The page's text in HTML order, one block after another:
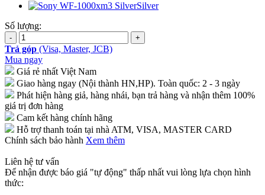
Silver
Số lượng:
Trả góp (Visa, Master, JCB)
Mua ngay
Giá rẻ nhất Việt Nam
Giao hàng ngay (Nội thành HN,HP). Toàn quốc: 2 - 3 ngày
Phát hiện hàng giả, hàng nhái, bạn trả hàng và nhận thêm 100%
giá trị đơn hàng
Cam kết hàng chính hãng
Hỗ trợ thanh toán tại nhà ATM, VISA, MASTER CARD
Chính sách bảo hành Xem thêm
Liên hệ tư vấn
Để nhận được báo giá "tự động" thấp nhất vui lòng lựa chọn hình
thức: